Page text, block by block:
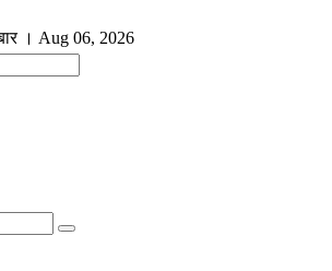
। Aug 06, 2026